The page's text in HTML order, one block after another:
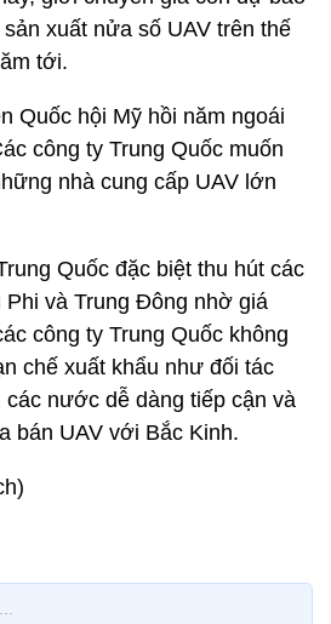
xuất nửa số UAV trên thế
tới.
Quốc hội Mỹ hồi năm ngoái
công ty Trung Quốc muốn
nhà cung cấp UAV lớn
Quốc đặc biệt thu hút các
Phi và Trung Đông nhờ giá
công ty Trung Quốc không
chế xuất khẩu như đối tác
nước dễ dàng tiếp cận và
bán UAV với Bắc Kinh.